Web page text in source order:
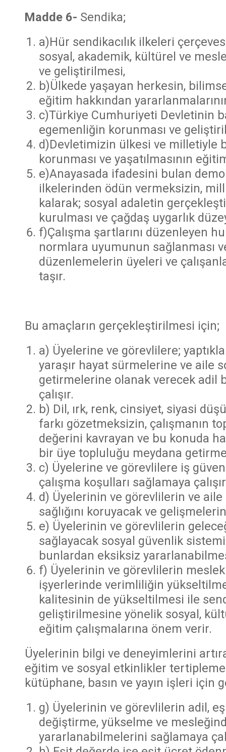
Madde 6- Sendika;
a)Hür sendikacılık ilkeleri
sosyal, akademik, kültürel ve
ve geliştirilmesi,
b)Ülkede yaşayan herkesin,
eğitim hakkından
c)Türkiye Cumhuriyeti Devletinin
egemenliğin korunması ve
d)Devletimizin ülkesi ve milletiyle
korunması ve yaşatılmasının
e)Anayasada ifadesini bulan
ilkelerinden ödün vermeksizin,
kalarak; sosyal adaletin
kurulması ve çağdaş uygarlık
f)Çalışma şartlarını düzenleyen
normlara uyumunun sağlanması
düzenlemelerin üyeleri ve
taşır.
Bu amaçların gerçekleştirilmesi için;
a) Üyelerine ve görevlilere;
yaraşır hayat sürmelerine ve aile
getirmelerine olanak verecek adil
çalışır.
b) Dil, ırk, renk, cinsiyet, siyasi
farkı gözetmeksizin, çalışmanın
değerini kavrayan ve bu konuda
bir üye topluluğu meydana
c) Üyelerine ve görevlilere iş
çalışma koşulları sağlamaya
d) Üyelerinin ve görevlilerin ve
sağlığını koruyacak ve
e) Üyelerinin ve görevlilerin
sağlayacak sosyal güvenlik
bunlardan eksiksiz
f) Üyelerinin ve görevlilerin
işyerlerinde verimliliğin
kalitesinin de yükseltilmesi ile
geliştirilmesine yönelik sosyal,
eğitim çalışmalarına önem verir.
Üyelerinin bilgi ve deneyimlerini
eğitim ve sosyal etkinlikler
kütüphane, basın ve yayın işleri için
g) Üyelerinin ve görevlilerin adil,
değiştirme, yükselme ve
yararlanabilmelerini sağlamaya